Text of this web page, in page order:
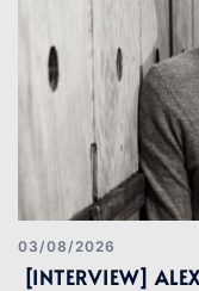
03/08/2026
[INTERVIEW]